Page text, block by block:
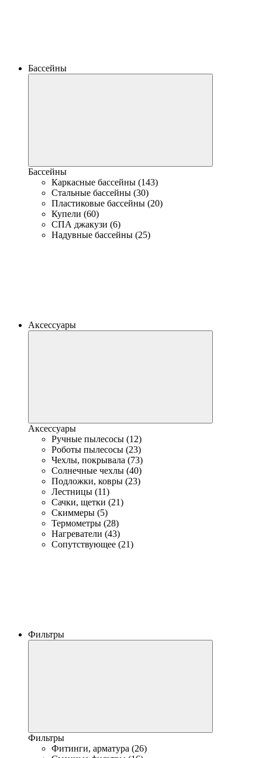
Бассейны
Бассейны
Каркасные бассейны (143)
Стальные бассейны (30)
Пластиковые бассейны (20)
Купели (60)
СПА джакузи (6)
Надувные бассейны (25)
Аксессуары
Аксессуары
Ручные пылесосы (12)
Роботы пылесосы (23)
Чехлы, покрывала (73)
Солнечные чехлы (40)
Подложки, ковры (23)
Лестницы (11)
Сачки, щетки (21)
Скиммеры (5)
Термометры (28)
Нагреватели (43)
Сопутствующее (21)
Фильтры
Фильтры
Фитинги, арматура (26)